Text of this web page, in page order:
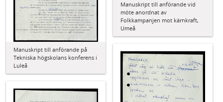
Manuskript till anförande på
Tekniska högskolans konferens i
Luleå
Manuskript till anförande vid
möte anordnat av
Folkkampanjen mot kärnkraft,
Umeå